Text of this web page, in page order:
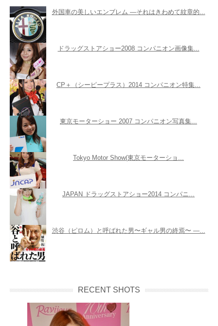
外国車の美しいエンブレム ―それはきわめて紋章的...
ドラッグストアショー2008 コンパニオン画像集...
CP＋（シーピープラス）2014 コンパニオン特集...
東京モーターショー 2007 コンパニオン写真集...
Tokyo Motor Show(東京モーターショ...
JAPAN ドラッグストアショー2014 コンパニ...
渋谷（ピロム）と呼ばれた男〜ギャル男の終焉〜 ―...
RECENT SHOTS